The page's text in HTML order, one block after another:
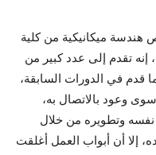
هندسة ميكانيكية من كلية
دبي للتكنولوجيا وتخرج منها عام 2021، إنه تقدم إلى عدد كبير من
في الدورات السابقة،
وعود بالاتصال به،
وتطويره من خلال
إلا أن أبواب العمل أغلقت